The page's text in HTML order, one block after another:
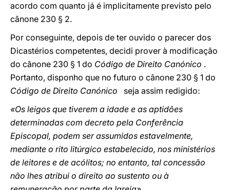
acordo com quanto já é implicitamente previsto pelo
cânone 230 § 2.
Por conseguinte, depois de ter ouvido o parecer dos
Dicastérios competentes, decidi prover à modificação
do cânone 230 § 1 do Código de Direito Canónico .
Portanto, disponho que no futuro o cânone 230 § 1 do
Código de Direito Canónico
seja assim redigido:
«Os leigos que tiverem a idade e as aptidões
determinadas com decreto pela Conferência
Episcopal, podem ser assumidos estavelmente,
mediante o rito litúrgico estabelecido, nos ministérios
de leitores e de acólitos; no entanto, tal concessão
não lhes atribui o direito ao sustento ou à